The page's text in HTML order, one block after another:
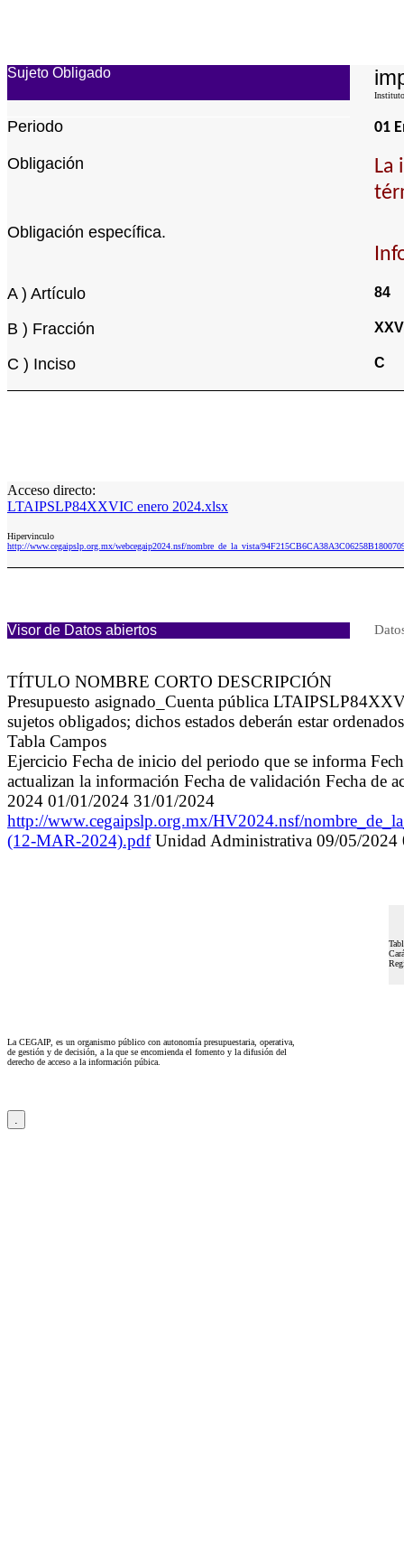
Sujeto Obligado
Periodo 01
Obligación
La
Obligación específica.
A ) Artículo 84
B ) Fracción
C ) Inciso C
Acceso directo:
LTAIPSLP84XXVIC enero 2024.xlsx
Hipervinculo
http://www.cegaipslp.org.mx/webcegaip2024.nsf/nombre_de_la_vista/
Visor de Datos abiertos
TÍTULO NOMBRE CORTO DESCRIPCIÓN
Presupuesto asignado_Cuenta pública
sujetos obligados; dichos estados deberán estar
Tabla Campos
Ejercicio Fecha de inicio del periodo que se informa
actualizan la información Fecha de validación Fecha de
2024 01/01/2024 31/01/2024
http://www.cegaipslp.org.mx/HV2024.nsf/
(12-MAR-2024).pdfUnidad Administrativa 09/05/
La CEGAIP, es un organismo público con autonomía presupuestaria, operativa,
de gestión y de decisión, a la que se encomienda el fomento y la difusión del
derecho de acceso a la información púbica.